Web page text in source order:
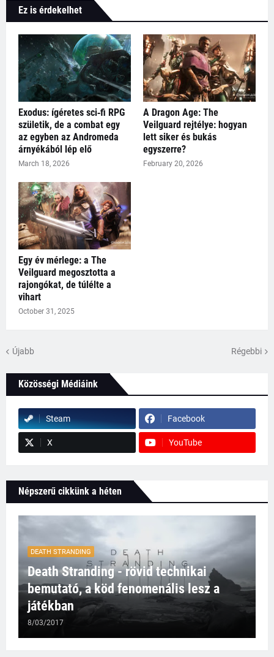
Ez is érdekelhet
Exodus: ígéretes sci‑fi RPG
születik, de a combat egy
az egyben az Andromeda
árnyékából lép elő
March 18, 2026
A Dragon Age: The
Veilguard rejtélye: hogyan
lett siker és bukás
egyszerre?
February 20, 2026
Egy év mérlege: a The
Veilguard megosztotta a
rajongókat, de túlélte a
vihart
October 31, 2025
Újabb Régebbi
Közösségi Médiáink
Steam Facebook
X YouTube
Népszerű cikkünk a héten
DEATH STRANDING
Death Stranding - rövid technikai
bemutató, a köd fenomenális lesz a
játékban
8/03/2017